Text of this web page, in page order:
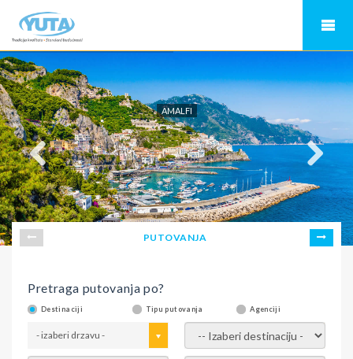
AMALFI
PUTOVANJA
Pretraga putovanja po?
Destinaciji Tipu putovanja Agenciji
- izaberi drzavu - - izaberi destinaciju -